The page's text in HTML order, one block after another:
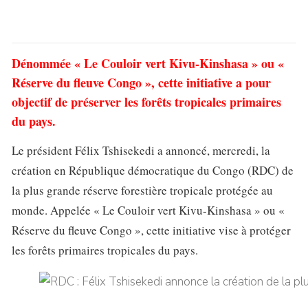
Dénommée « Le Couloir vert Kivu-Kinshasa » ou «
Réserve du fleuve Congo », cette initiative a pour
objectif de préserver les forêts tropicales primaires
du pays.
Le président Félix Tshisekedi a annoncé, mercredi, la
création en République démocratique du Congo (RDC) de
la plus grande réserve forestière tropicale protégée au
monde. Appelée « Le Couloir vert Kivu-Kinshasa » ou «
Réserve du fleuve Congo », cette initiative vise à protéger
les forêts primaires tropicales du pays.